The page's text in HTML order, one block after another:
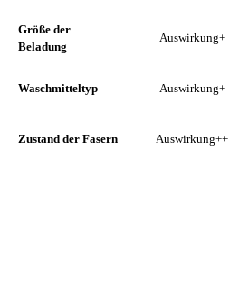
Größe der
Beladung
Auswirkung+
Waschmitteltyp Auswirkung+
Zustand der Fasern Auswirkung++